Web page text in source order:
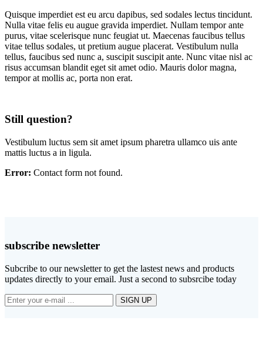
Quisque imperdiet est eu arcu dapibus, sed sodales lectus tincidunt.
Nulla vitae felis eu augue gravida imperdiet. Nullam tempor ante
purus, vitae scelerisque nunc feugiat ut. Maecenas faucibus tellus
vitae tellus sodales, ut pretium augue placerat. Vestibulum nulla
tellus, faucibus sed nunc a, suscipit suscipit ante. Nunc vitae nisl ac
risus accumsan blandit eget sit amet odio. Mauris dolor magna,
tempor at mollis ac, porta non erat.
Still question?
Vestibulum luctus sem sit amet ipsum pharetra ullamco uis ante
mattis luctus a in ligula.
Error: Contact form not found.
subscribe newsletter
Subcribe to our newsletter to get the lastest news and products
updates directly to your email. Just a second to subsrcibe today